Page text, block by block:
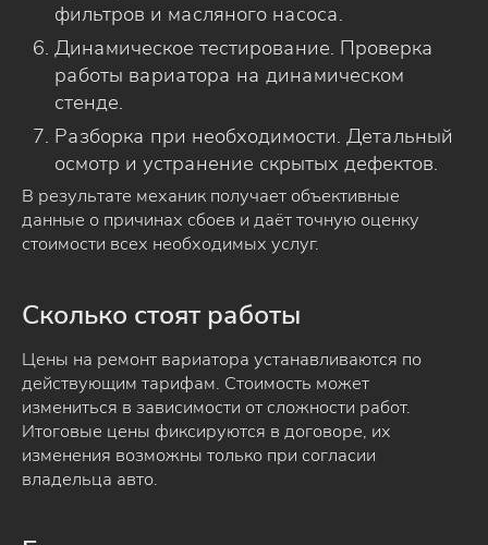
фильтров и масляного насоса.
Динамическое тестирование. Проверка
работы вариатора на динамическом
стенде.
Разборка при необходимости. Детальный
осмотр и устранение скрытых дефектов.
В результате механик получает объективные
данные о причинах сбоев и даёт точную оценку
стоимости всех необходимых услуг.
Сколько стоят работы
Цены на ремонт вариатора устанавливаются по
действующим тарифам. Стоимость может
измениться в зависимости от сложности работ.
Итоговые цены фиксируются в договоре, их
изменения возможны только при согласии
владельца авто.